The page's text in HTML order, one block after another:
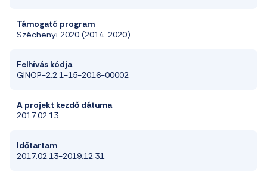
Támogató program
Széchenyi 2020 (2014-2020)
Felhívás kódja
GINOP-2.2.1-15-2016-00002
A projekt kezdő dátuma
2017.02.13.
Időtartam
2017.02.13-2019.12.31.